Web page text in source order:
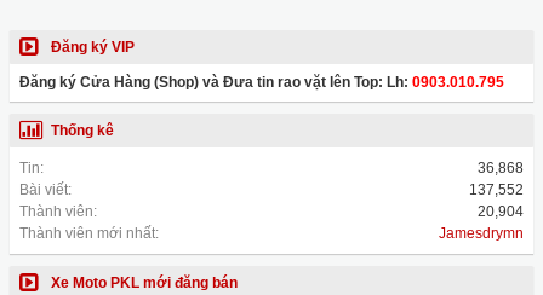
Đăng ký VIP
Đăng ký Cửa Hàng (Shop) và Đưa tin rao vặt lên Top: Lh: 0903.010.795
Thống kê
Tin:
36,868
Bài viết:
137,552
Thành viên:
20,904
Thành viên mới nhất:
Jamesdrymn
Xe Moto PKL mới đăng bán